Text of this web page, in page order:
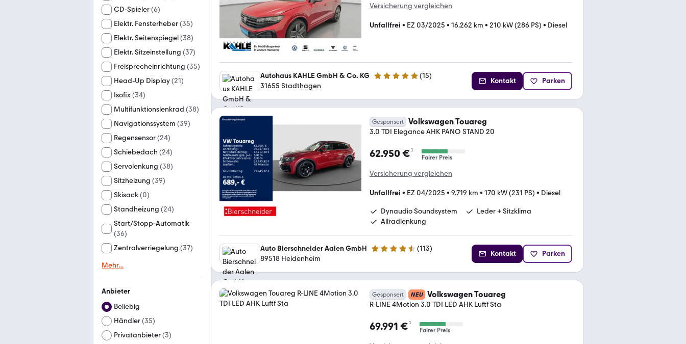
CD-Spieler(6)
Elektr. Fensterheber(35)
Elektr. Seitenspiegel(38)
Elektr. Sitzeinstellung (37)
Freisprecheinrichtung (35)
Head-Up Display(21)
Isofix(34)
Multifunktionslenkrad (38)
Navigationssystem (39)
Regensensor(24)
Schiebedach (24)
Servolenkung (38)
Sitzheizung (39)
Skisack(0)
Standheizung (24)
Start/Stopp-Automatik
(36)
Zentralverriegelung (37)
Mehr...
Anbieter
Beliebig
Händler(35)
Privatanbieter(3)
Versicherung vergleichen
Unfallfrei • EZ 03/2025 • 16.262 km • 210 kW (286 PS) • Diesel
Autohaus KAHLE GmbH & Co. KG 4.9 Sterne (15)
31655 Stadthagen
Kontakt Parken
Gesponsert Volkswagen Touareg
3.0 TDI Elegance AHK PANO STAND 20
62.950 €¹
Fairer Preis
Versicherung vergleichen
Unfallfrei • EZ 04/2025 • 9.719 km • 170 kW (231 PS) • Diesel
Dynaudio Soundsystem
Leder + Sitzklima
Allradlenkung
Auto Bierschneider Aalen GmbH 4.3 Sterne (113)
89518 Heidenheim
Kontakt Parken
Gesponsert NEU Volkswagen Touareg
R-LINE 4Motion 3.0 TDI LED AHK Luftf Sta
69.991 €¹
Fairer Preis